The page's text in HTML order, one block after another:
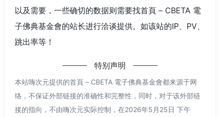
以及需要，一些确切的数据则需要找首頁 – CBETA 電
子佛典基金會的站长进行洽谈提供。如该站的IP、PV、
跳出率等！
特别声明
本站嗨次元提供的首頁 – CBETA 電子佛典基金會都来源于网
络，不保证外部链接的准确性和完整性，同时，对于该外部链
接的指向，不由嗨次元实际控制，在2026年5月25日 下午